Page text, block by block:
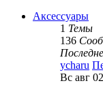
Аксессуары
1 Темы
136
ycharu
Вс авг